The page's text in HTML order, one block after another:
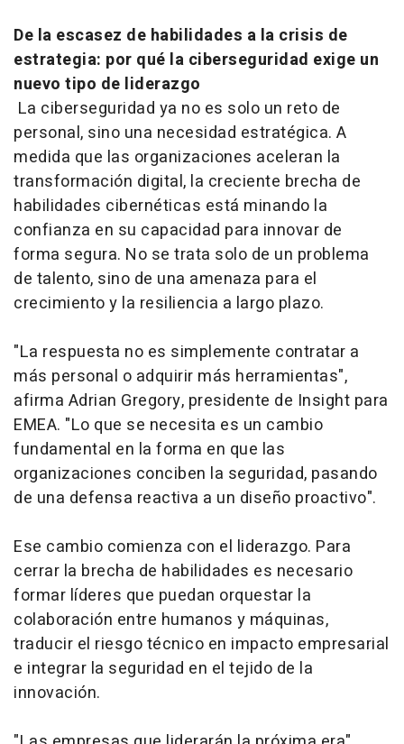
De la escasez de habilidades a la crisis de
estrategia: por qué la ciberseguridad exige un
nuevo tipo de liderazgo
La ciberseguridad ya no es solo un reto de
personal, sino una necesidad estratégica. A
medida que las organizaciones aceleran la
transformación digital, la creciente brecha de
habilidades cibernéticas está minando la
confianza en su capacidad para innovar de
forma segura. No se trata solo de un problema
de talento, sino de una amenaza para el
crecimiento y la resiliencia a largo plazo.
"La respuesta no es simplemente contratar a
más personal o adquirir más herramientas",
afirma Adrian Gregory, presidente de Insight para
EMEA. "Lo que se necesita es un cambio
fundamental en la forma en que las
organizaciones conciben la seguridad, pasando
de una defensa reactiva a un diseño proactivo".
Ese cambio comienza con el liderazgo. Para
cerrar la brecha de habilidades es necesario
formar líderes que puedan orquestar la
colaboración entre humanos y máquinas,
traducir el riesgo técnico en impacto empresarial
e integrar la seguridad en el tejido de la
innovación.